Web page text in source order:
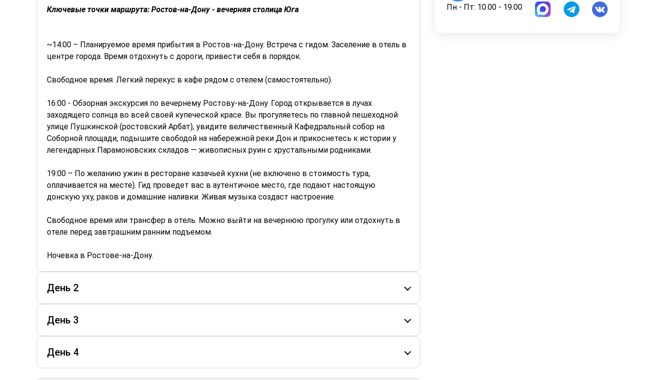
Ключевые точки маршрута: Ростов-на-Дону - вечерняя столица Юга
~14:00 – Планируемое время прибытия в Ростов-на-Дону. Встреча с гидом. Заселение в отель в
центре города. Время отдохнуть с дороги, привести себя в порядок.
Свободное время. Легкий перекус в кафе рядом с отелем (самостоятельно).
16:00 - Обзорная экскурсия по вечернему Ростову-на-Дону. Город открывается в лучах
заходящего солнца во всей своей купеческой красе. Вы прогуляетесь по главной пешеходной
улице Пушкинской (ростовский Арбат), увидите величественный Кафедральный собор на
Соборной площади, подышите свободой на набережной реки Дон и прикоснетесь к истории у
легендарных Парамоновских складов — живописных руин с хрустальными родниками.
19:00 – По желанию ужин в ресторане казачьей кухни (не включено в стоимость тура,
оплачивается на месте). Гид проведет вас в аутентичное место, где подают настоящую
донскую уху, раков и домашние наливки. Живая музыка создаст настроение.
Свободное время или трансфер в отель. Можно выйти на вечернюю прогулку или отдохнуть в
отеле перед завтрашним ранним подъемом.
Ночевка в Ростове-на-Дону.
День 2
День 3
День 4
Пн - Пт: 10.00 - 19.00